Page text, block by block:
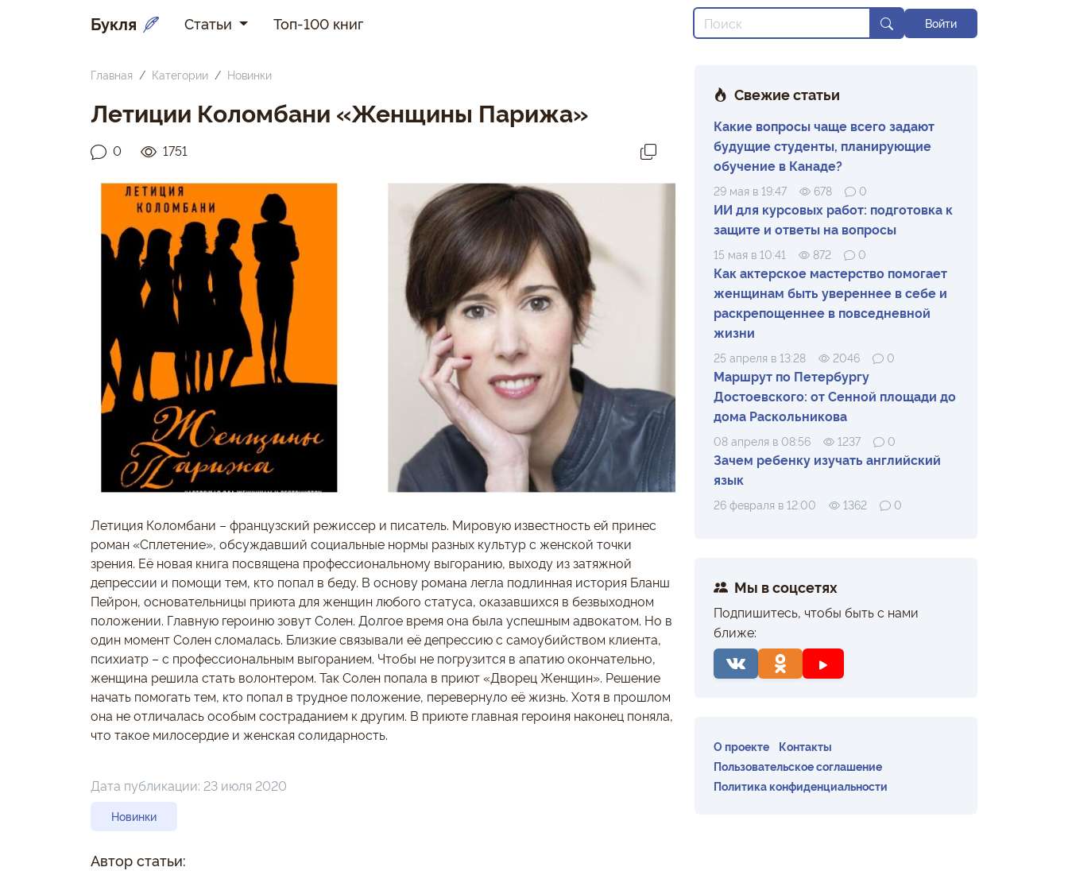
Букля Статьи Топ-100 книг Войти
Главная Категории Новинки
Летиции Коломбани «Женщины Парижа»
0 1751
Летиция Коломбани – французский режиссер и писатель. Мировую известность ей принес
роман «Сплетение», обсуждавший социальные нормы разных культур с женской точки
зрения. Её новая книга посвящена профессиональному выгоранию, выходу из затяжной
депрессии и помощи тем, кто попал в беду. В основу романа легла подлинная история Бланш
Пейрон, основательницы приюта для женщин любого статуса, оказавшихся в безвыходном
положении. Главную героиню зовут Солен. Долгое время она была успешным адвокатом. Но в
один момент Солен сломалась. Близкие связывали её депрессию с самоубийством клиента,
психиатр – с профессиональным выгоранием. Чтобы не погрузится в апатию окончательно,
женщина решила стать волонтером. Так Солен попала в приют «Дворец Женщин». Решение
начать помогать тем, кто попал в трудное положение, перевернуло её жизнь. Хотя в прошлом
она не отличалась особым состраданием к другим. В приюте главная героиня наконец поняла,
что такое милосердие и женская солидарность.
Дата публикации: 23 июля 2020
Новинки
Автор статьи:
Свежие статьи
Какие вопросы чаще всего задают
будущие студенты, планирующие
обучение в Канаде?
29 мая в 19:47 678 0
ИИ для курсовых работ: подготовка к
защите и ответы на вопросы
15 мая в 10:41 872 0
Как актерское мастерство помогает
женщинам быть увереннее в себе и
раскрепощеннее в повседневной
жизни
25 апреля в 13:28 2046 0
Маршрут по Петербургу
Достоевского: от Сенной площади до
дома Раскольникова
08 апреля в 08:56 1237 0
Зачем ребенку изучать английский
язык
26 февраля в 12:00 1362 0
Мы в соцсетях
Подпишитесь, чтобы быть с нами
ближе:
О проекте
Контакты
Пользовательское соглашение
Политика конфиденциальности